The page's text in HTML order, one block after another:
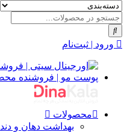
ورود | ثبت‌نام
محصولات
بهداشت دهان و